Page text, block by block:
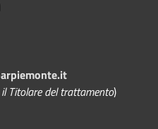
Titolare del trattamento)